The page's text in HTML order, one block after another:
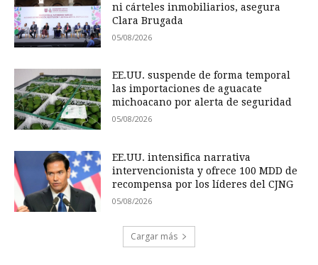
ni cárteles inmobiliarios, asegura
Clara Brugada
05/08/2026
EE.UU. suspende de forma temporal
las importaciones de aguacate
michoacano por alerta de seguridad
05/08/2026
EE.UU. intensifica narrativa
intervencionista y ofrece 100 MDD de
recompensa por los líderes del CJNG
05/08/2026
Cargar más